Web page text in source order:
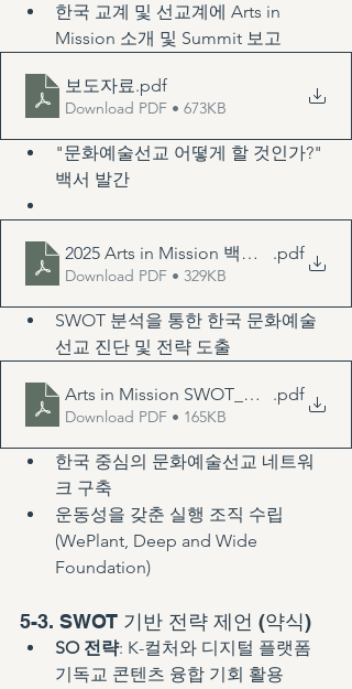
한국 교계 및 선교계에 Arts in
Mission 소개 및 Summit 보고
보도자료.pdf
Download PDF • 673KB
"문화예술선교 어떻게 할 것인가?"
백서 발간
2025 Arts in Mission 백서(배포용)
.pdf
Download PDF • 329KB
SWOT 분석을 통한 한국 문화예술
선교 진단 및 전략 도출
Arts in Mission SWOT_닛코서밋
.pdf
Download PDF • 165KB
한국 중심의 문화예술선교 네트워
크 구축
운동성을 갖춘 실행 조직 수립
(WePlant, Deep and Wide
Foundation)
5-3. SWOT 기반 전략 제언 (약식)
SO 전략: K-컬처와 디지털 플랫폼
기독교 콘텐츠 융합 기회 활용